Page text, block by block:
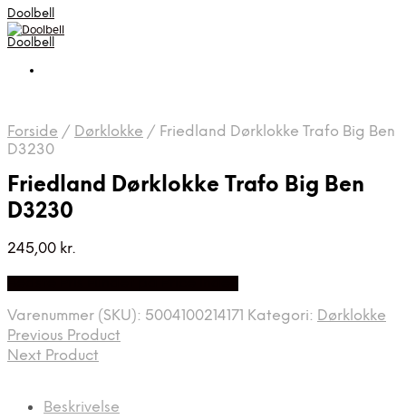
Doolbell
Doolbell
Forside / Dørklokke / Friedland Dørklokke Trafo Big Ben
D3230
Friedland Dørklokke Trafo Big Ben
D3230
245,00 kr.
Varenummer (SKU): 5004100214171 Kategori: Dørklokke
Previous Product
Next Product
Beskrivelse